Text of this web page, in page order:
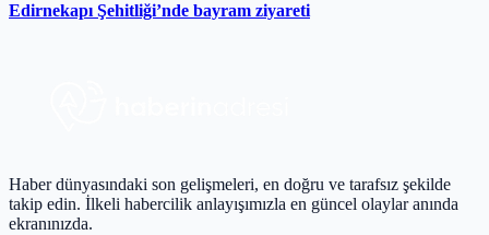
Edirnekapı Şehitliği’nde bayram ziyareti
Haber dünyasındaki son gelişmeleri, en doğru ve tarafsız şekilde
takip edin. İlkeli habercilik anlayışımızla en güncel olaylar anında
ekranınızda.